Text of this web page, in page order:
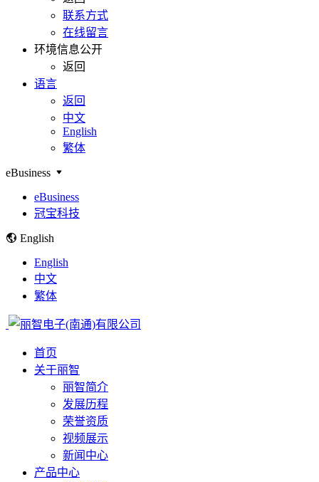
联系方式
在线留言
环境信息公开
返回
语言
返回
中文
English
繁体
eBusiness
eBusiness
冠宝科技
English
English
中文
繁体
首页
关于丽智
丽智简介
发展历程
荣誉资质
视频展示
新闻中心
产品中心